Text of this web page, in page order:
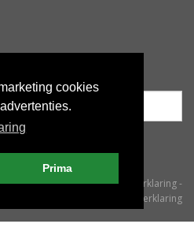
cookies
Prima
voorwaarden-Cookieverklaring-
Privacyverklaring